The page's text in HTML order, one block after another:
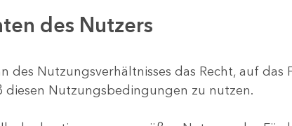
des Nutzers
des Nutzungsverhältnisses das Recht, auf
diesen Nutzungsbedingungen zu nutzen.